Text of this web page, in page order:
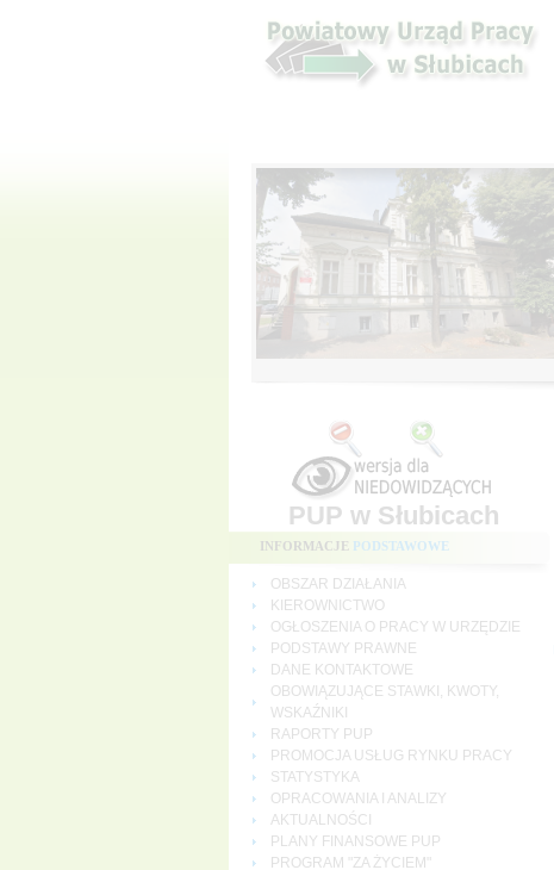
PUP w Słubicach
INFORMACJE PODSTAWOWE
OBSZAR DZIAŁANIA
KIEROWNICTWO
OGŁOSZENIA O PRACY W URZĘDZIE
PODSTAWY PRAWNE
DANE KONTAKTOWE
OBOWIĄZUJĄCE STAWKI, KWOTY,
WSKAŹNIKI
RAPORTY PUP
PROMOCJA USŁUG RYNKU PRACY
STATYSTYKA
OPRACOWANIA I ANALIZY
AKTUALNOŚCI
PLANY FINANSOWE PUP
PROGRAM "ZA ŻYCIEM"